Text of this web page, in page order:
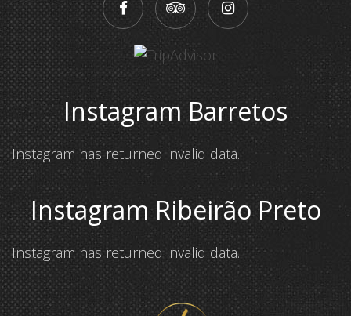
Instagram Barretos
Instagram has returned invalid data.
Instagram Ribeirão Preto
Instagram has returned invalid data.